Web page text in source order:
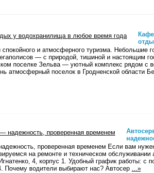
и атмосферного туризма. Небольшие
— с природой, тишиной и настоящим
поселке Зельва — уютный комплекс рядом с
атмосферный поселок в Гродненской области
проверенная временем Если вам
на ремонте и техническом обслуживании
4, корпус 1. Удобный график работы: с
Почему водители выбирают нас? Автосер ...»